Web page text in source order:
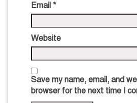
Email *
Website
Save my name, email, and
browser for the next time I